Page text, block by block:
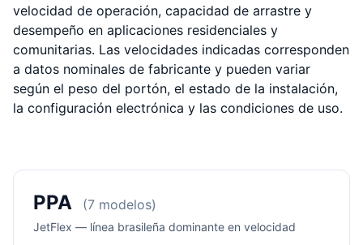
velocidad de operación, capacidad de arrastre y
desempeño en aplicaciones residenciales y
comunitarias. Las velocidades indicadas corresponden
a datos nominales de fabricante y pueden variar
según el peso del portón, el estado de la instalación,
la configuración electrónica y las condiciones de uso.
PPA (7 modelos)
JetFlex — línea brasileña dominante en velocidad